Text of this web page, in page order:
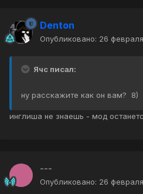
Denton
Опубликовано: 26
Ячс писал:
ну расскажите как он вам? 8)
инглиша не знаешь - мод
---
Опубликовано: 26